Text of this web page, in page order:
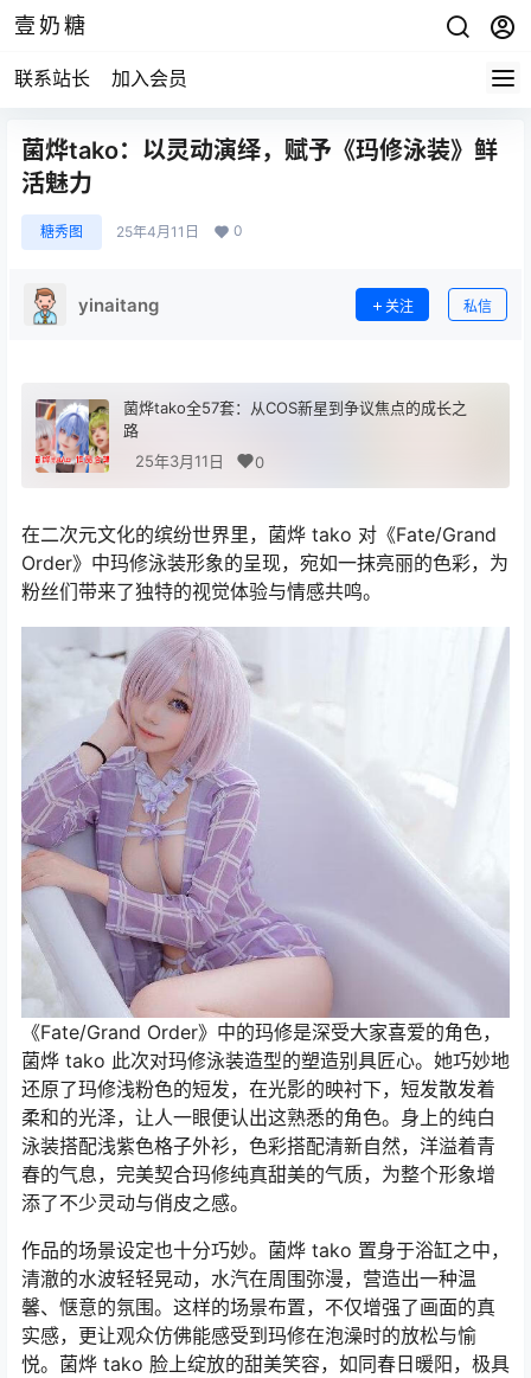
壹奶糖
联系站长 加入会员
菌烨tako：以灵动演绎，赋予《玛修泳装》鲜
活魅力
糖秀图 25年4月11日 0
yinaitang 关注 私信
菌烨tako全57套：从COS新星到争议焦点的成长之
路
25年3月11日
0
在二次元文化的缤纷世界里，菌烨 tako 对《Fate/Grand
Order》中玛修泳装形象的呈现，宛如一抹亮丽的色彩，为
粉丝们带来了独特的视觉体验与情感共鸣。
《Fate/Grand Order》中的玛修是深受大家喜爱的角色，
菌烨 tako 此次对玛修泳装造型的塑造别具匠心。她巧妙地
还原了玛修浅粉色的短发，在光影的映衬下，短发散发着
柔和的光泽，让人一眼便认出这熟悉的角色。身上的纯白
泳装搭配浅紫色格子外衫，色彩搭配清新自然，洋溢着青
春的气息，完美契合玛修纯真甜美的气质，为整个形象增
添了不少灵动与俏皮之感。
作品的场景设定也十分巧妙。菌烨 tako 置身于浴缸之中，
清澈的水波轻轻晃动，水汽在周围弥漫，营造出一种温
馨、惬意的氛围。这样的场景布置，不仅增强了画面的真
实感，更让观众仿佛能感受到玛修在泡澡时的放松与愉
悦。菌烨 tako 脸上绽放的甜美笑容，如同春日暖阳，极具